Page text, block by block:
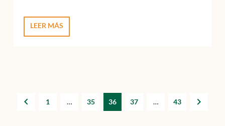
LEER MÁS
1 … 35 36 37 … 43